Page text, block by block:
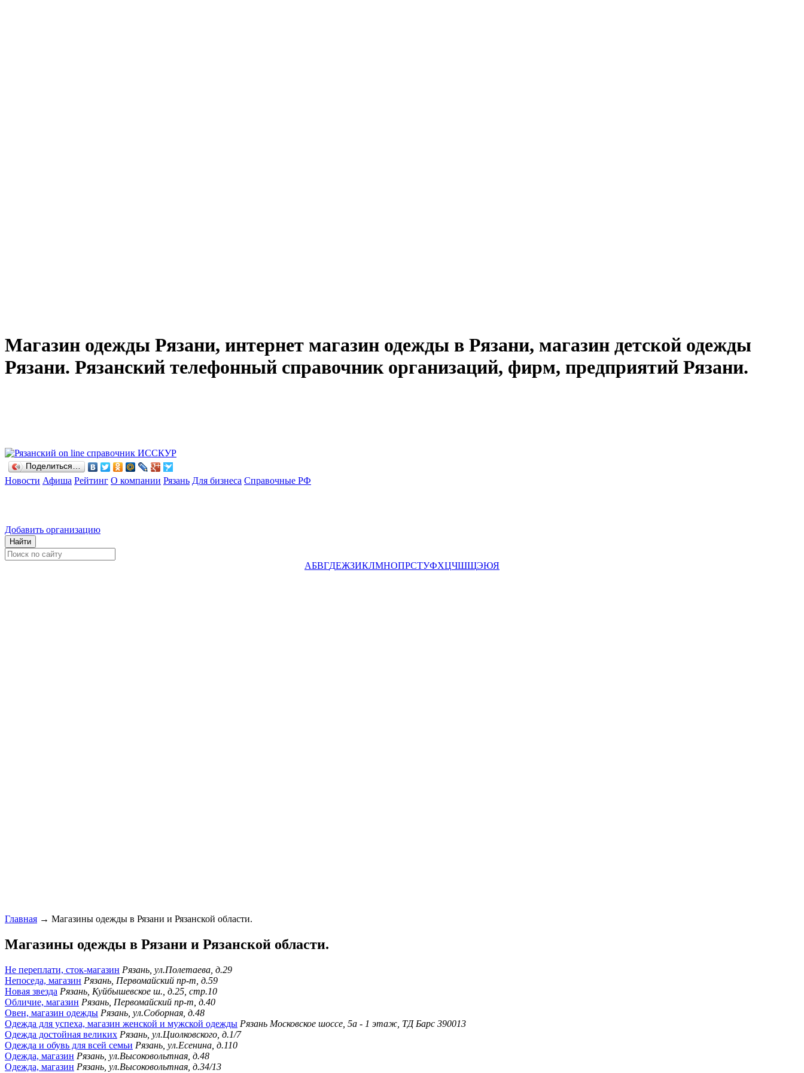
Магазин одежды Рязани, интернет магазин одежды в Рязани, магазин детской одежды
Рязани. Рязанский телефонный справочник организаций, фирм, предприятий Рязани.
Поделиться…
Новости Афиша Рейтинг О компании Рязань Для бизнеса Справочные РФ
Добавить организацию
АБВГДЕЖЗИКЛМНОПРСТУФХЦЧШЩЭЮЯ
Главная → Магазины одежды в Рязани и Рязанской области.
Магазины одежды в Рязани и Рязанской области.
Не переплати, сток-магазин Рязань, ул.Полетаева, д.29
Непоседа, магазин Рязань, Первомайский пр-т, д.59
Новая звезда Рязань, Куйбышевское ш., д.25, стр.10
Обличие, магазин Рязань, Первомайский пр-т, д.40
Овен, магазин одежды Рязань, ул.Соборная, д.48
Одежда для успеха, магазин женской и мужской одежды Рязань Московское шоссе, 5а - 1 этаж, ТД Барс 390013
Одежда достойная великих Рязань, ул.Циолковского, д.1/7
Одежда и обувь для всей семьи Рязань, ул.Есенина, д.110
Одежда, магазин Рязань, ул.Высоковольтная, д.48
Одежда, магазин Рязань, ул.Высоковольтная, д.34/13